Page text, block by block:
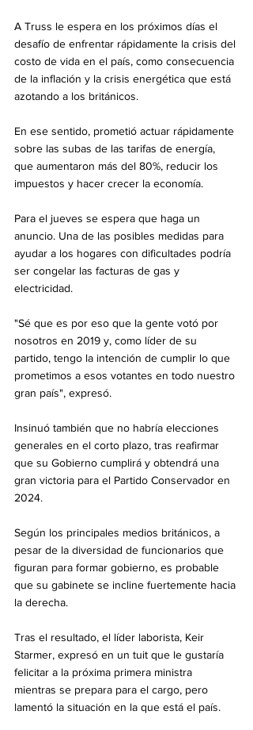
A Truss le espera en los próximos días el
desafío de enfrentar rápidamente la crisis del
costo de vida en el país, como consecuencia
de la inflación y la crisis energética que está
azotando a los británicos.
En ese sentido, prometió actuar rápidamente
sobre las subas de las tarifas de energía,
que aumentaron más del 80%, reducir los
impuestos y hacer crecer la economía.
Para el jueves se espera que haga un
anuncio. Una de las posibles medidas para
ayudar a los hogares con dificultades podría
ser congelar las facturas de gas y
electricidad.
"Sé que es por eso que la gente votó por
nosotros en 2019 y, como líder de su
partido, tengo la intención de cumplir lo que
prometimos a esos votantes en todo nuestro
gran país", expresó.
Insinuó también que no habría elecciones
generales en el corto plazo, tras reafirmar
que su Gobierno cumplirá y obtendrá una
gran victoria para el Partido Conservador en
2024.
Según los principales medios británicos, a
pesar de la diversidad de funcionarios que
figuran para formar gobierno, es probable
que su gabinete se incline fuertemente hacia
la derecha.
Tras el resultado, el líder laborista, Keir
Starmer, expresó en un tuit que le gustaría
felicitar a la próxima primera ministra
mientras se prepara para el cargo, pero
lamentó la situación en la que está el país.